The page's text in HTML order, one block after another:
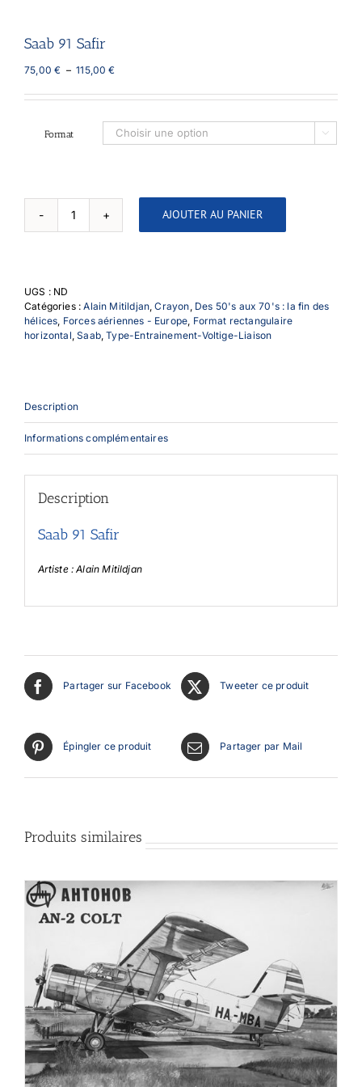
Saab 91 Safir
75,00€ – 115,00€Plage
prix :
à
115,00 €
Format 
quantité
de
AJOUTER AU PANIER
UGS : ND
Catégories :Alain Mitildjan ,Crayon Des 50's aux 70's : la fin des
hélices Forces aériennes - Europe Format rectangulaire
horizontal ,Saab,Type-Entrainement-Voltige-Liaison
Description
Informations complémentaires
Description
Saab 91 Safir
Artiste : Alain Mitildjan
Partager sur Facebook Tweeter ce produit
Épingler ce produit Partager par Mail
Produits similaires